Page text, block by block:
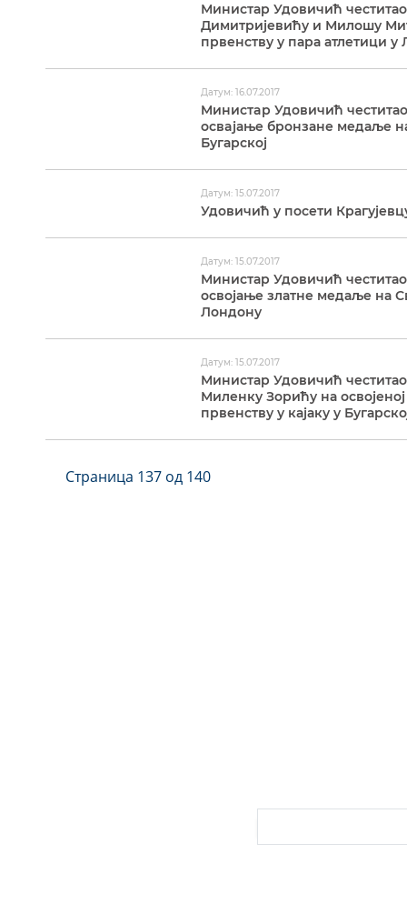
Министар Удовичић
Димитријевићу и Милошу
првенству у пара атлетици у
Датум: 16.07.2017
Mинистaр Удовичић
освaјање бронзане медаље
Бугарској
Датум: 15.07.2017
Удовичић у посети
Датум: 15.07.2017
Министар Удовичић
освојање златне медаље на
Лондону
Датум: 15.07.2017
Министар Удовичић
Миленку Зорићу на
првенству у кајаку у
Страница 137 од 140